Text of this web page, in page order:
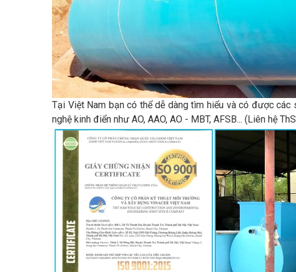
Tại Việt Nam bạn có thể dễ dàng tìm hiểu và có được
nghệ kinh điển như AO, AAO, AO - MBT, AFSB... (Liên hệ